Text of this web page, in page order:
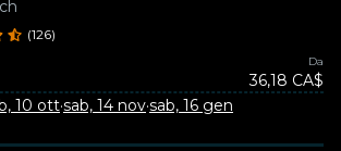
(126)
Da
36,18 CA$
10 ott·sab, 14 nov·sab, 16 gen